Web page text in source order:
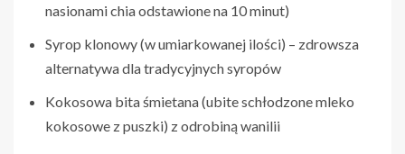
nasionami chia odstawione na 10 minut)
Syrop klonowy (w umiarkowanej ilości) – zdrowsza
alternatywa dla tradycyjnych syropów
Kokosowa bita śmietana (ubite schłodzone mleko
kokosowe z puszki) z odrobiną wanilii